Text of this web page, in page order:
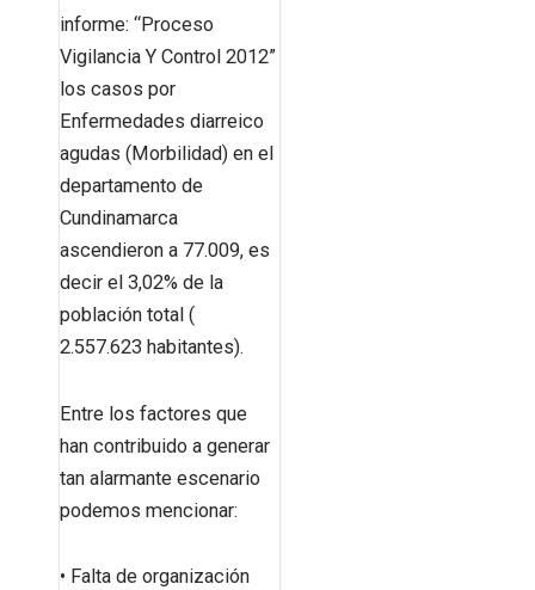
informe: “Proceso
Vigilancia Y Control 2012”
los casos por
Enfermedades diarreico
agudas (Morbilidad) en el
departamento de
Cundinamarca
ascendieron a 77.009, es
decir el 3,02% de la
población total (
2.557.623 habitantes).
Entre los factores que
han contribuido a generar
tan alarmante escenario
podemos mencionar:
• Falta de organización